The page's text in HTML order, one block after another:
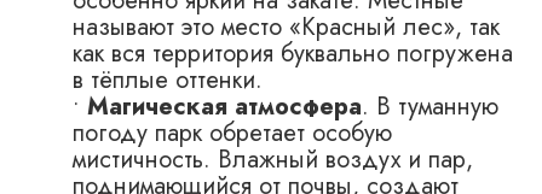
называют это место «Красный лес», так
как вся территория буквально погружена
в тёплые оттенки.
• Магическая атмосфера. В туманную
погоду парк обретает особую
мистичность. Влажный воздух и пар,
поднимающийся от почвы, создают